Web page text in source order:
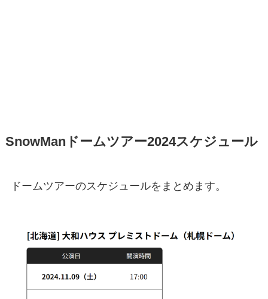
SnowManドームツアー2024スケジュール
ドームツアーのスケジュールをまとめます。